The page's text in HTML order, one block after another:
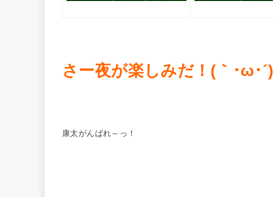
さー夜が楽しみだ！(｀･ω･´)
康太がんばれ～っ！